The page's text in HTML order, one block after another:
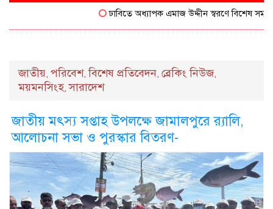
ঢাবিতে অধ্যাপক এমাজ উদ্দীন স্বরণে বিশেষ
জাতীয়, পরিবেশ,বিশেষ প্রতিবেদন, ব্রেকিং নিউজ,
ময়মনসিংহ,সারাদেশ
জাতীয় মৎস্য সপ্তাহ উপলক্ষে জামালপুরে র‍্যালি,
আলোচনা সভা ও পুরস্কার বিতরণ-